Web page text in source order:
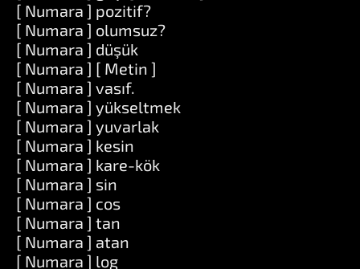
[ Numara ] pozitif?
[ Numara ] olumsuz?
[ Numara ] düşük
[ Numara ] [ Metin ]
[ Numara ] vasıf.
[ Numara ] yükseltmek
[ Numara ] yuvarlak
[ Numara ] kesin
[ Numara ] kare-kök
[ Numara ] sin
[ Numara ] cos
[ Numara ] tan
[ Numara ] atan
[ Numara ] log